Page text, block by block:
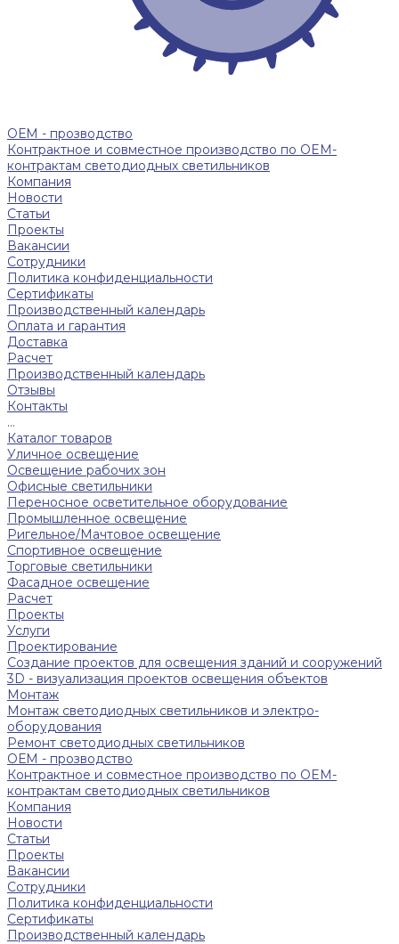
ОЕМ - прозводство
Контрактное и совместное производство по OEM-
контрактам светодиодных светильников
Компания
Новости
Статьи
Проекты
Вакансии
Сотрудники
Политика конфиденциальности
Сертификаты
Производственный календарь
Оплата и гарантия
Доставка
Расчет
Производственный календарь
Отзывы
Контакты
...
Каталог товаров
Уличное освещение
Освещение рабочих зон
Офисные светильники
Переносное осветительное оборудование
Промышленное освещение
Ригельное/Мачтовое освещение
Спортивное освещение
Торговые светильники
Фасадное освещение
Расчет
Проекты
Услуги
Проектирование
Создание проектов для освещения зданий и сооружений
3D - визуализация проектов освещения объектов
Монтаж
Монтаж светодиодных светильников и электро-
оборудования
Ремонт светодиодных светильников
ОЕМ - прозводство
Контрактное и совместное производство по OEM-
контрактам светодиодных светильников
Компания
Новости
Статьи
Проекты
Вакансии
Сотрудники
Политика конфиденциальности
Сертификаты
Производственный календарь